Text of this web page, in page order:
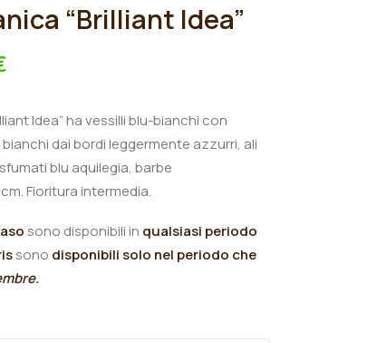
“Brilliant Idea”
Idea” ha vessilli blu-bianchi con
dai bordi leggermente azzurri, ali
blu aquilegia, barbe
Fioritura intermedia.
sono disponibili in qualsiasi periodo
sono disponibili solo nel periodo che